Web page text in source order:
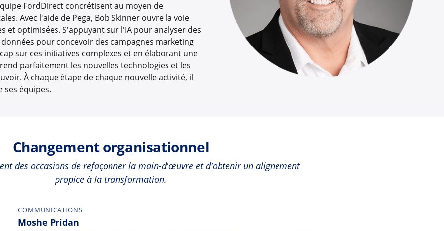
FordDirect concrétisent au moyen de
Avec l'aide de Pega, Bob Skinner ouvre la voie
et optimisées. S'appuyant sur l'IA pour analyser des
pour concevoir des campagnes marketing
sur ces initiatives complexes et en élaborant une
parfaitement les nouvelles technologies et les
À chaque étape de chaque nouvelle activité, il
ses équipes.
Changement organisationnel
des occasions de refaçonner la main-d'œuvre et d'obtenir un alignement
propice à la transformation.
COMMUNICATIONS
Moshe Pridan